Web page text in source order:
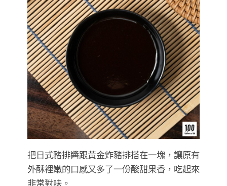
把日式豬排醬跟黃金炸豬排搭在一塊，讓原有
外酥裡嫩的口感又多了一份酸甜果香，吃起來
非常對味。